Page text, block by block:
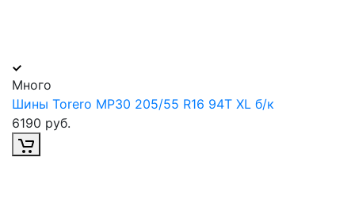
Много
Шины Torero MP30 205/55 R16 94T XL б/к
6190 руб.